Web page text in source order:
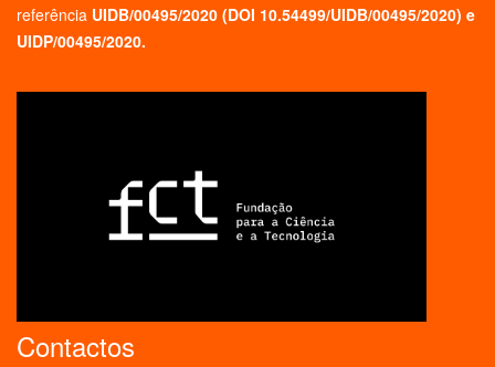
referência UIDB/00495/2020 (DOI 10.54499/UIDB/00495/2020) e
UIDP/00495/2020.
Contactos